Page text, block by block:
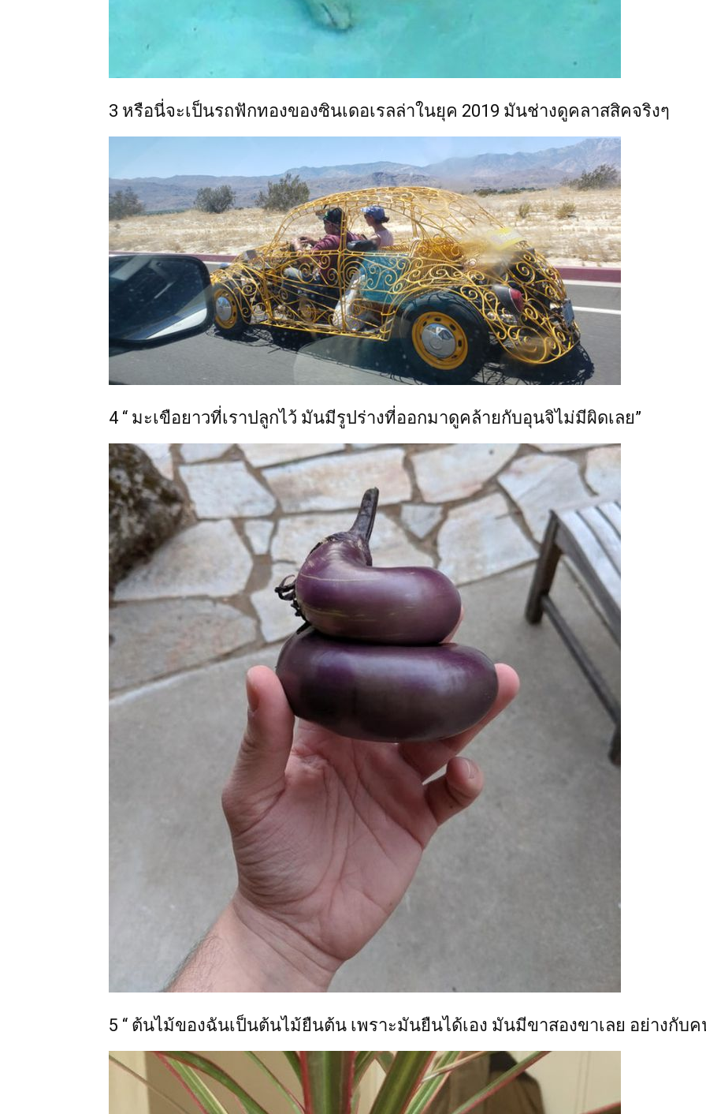
3 หรือนี่จะเป็นรถฟักทองของซินเดอเรลล่าในยุค 2019 มันช่างดูคลาสสิคจริงๆ
4 “ มะเขือยาวที่เราปลูกไว้ มันมีรูปร่างที่ออกมาดูคล้ายกับอุนจิไม่มีผิดเลย”
5 “ ต้นไม้ของฉันเป็นต้นไม้ยืนต้น เพราะมันยืนได้เอง มันมีขาสองขาเลย อย่างกับค